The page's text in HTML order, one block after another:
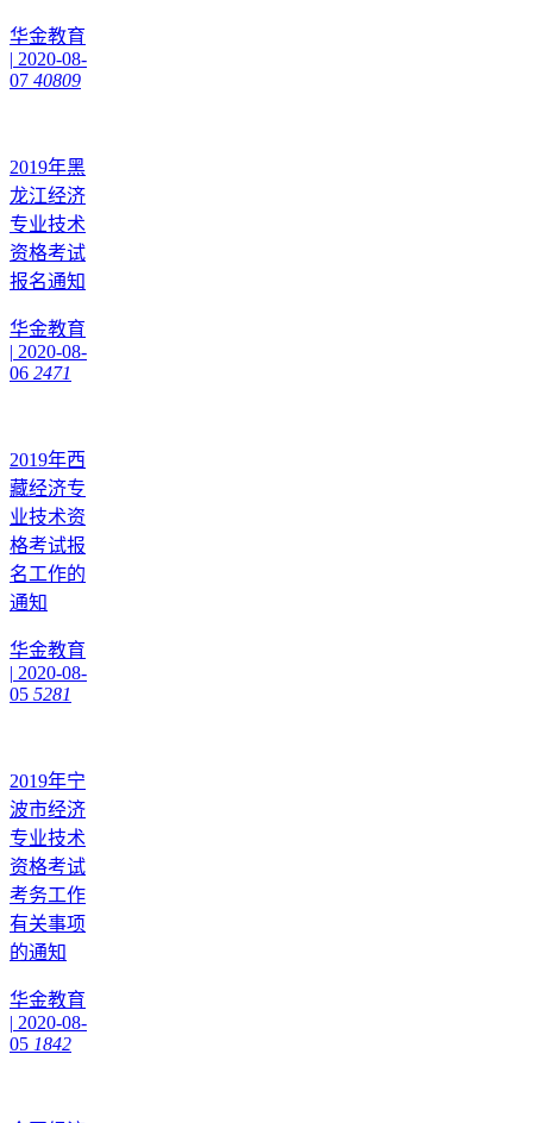
华金教育
| 2020-08-
07 40809
2019年黑
龙江经济
专业技术
资格考试
报名通知
华金教育
| 2020-08-
06 2471
2019年西
藏经济专
业技术资
格考试报
名工作的
通知
华金教育
| 2020-08-
05 5281
2019年宁
波市经济
专业技术
资格考试
考务工作
有关事项
的通知
华金教育
| 2020-08-
05 1842